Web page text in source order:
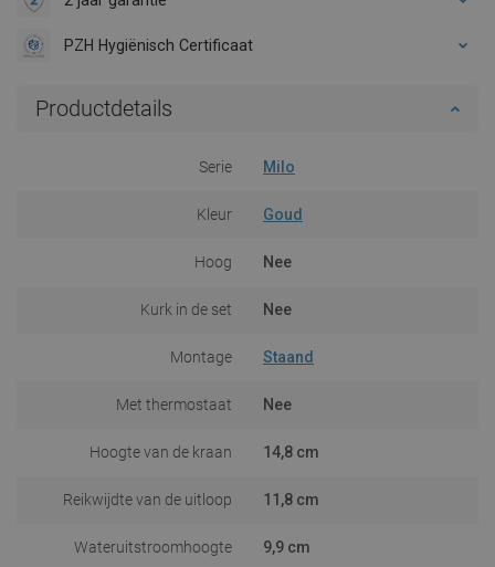
PZH Hygiënisch Certificaat
Productdetails
Serie Milo
Kleur Goud
Hoog Nee
Kurk in de set Nee
Montage Staand
Met thermostaat Nee
Hoogte van de kraan 14,8 cm
Reikwijdte van de uitloop 11,8 cm
Wateruitstroomhoogte 9,9 cm